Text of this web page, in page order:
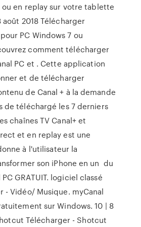
ou en replay sur votre tablette
2018 Télécharger
PC Windows 7 ou
comment télécharger
PC et . Cette application
et de télécharger
de Canal + à la demande
de téléchargé les 7 derniers
chaînes TV Canal+ et
et en replay est une
à l'utilisateur la
son iPhone en un du
GRATUIT. logiciel classé
- Vidéo/ Musique. myCanal
sur Windows. 10 | 8
Télécharger - Shotcut